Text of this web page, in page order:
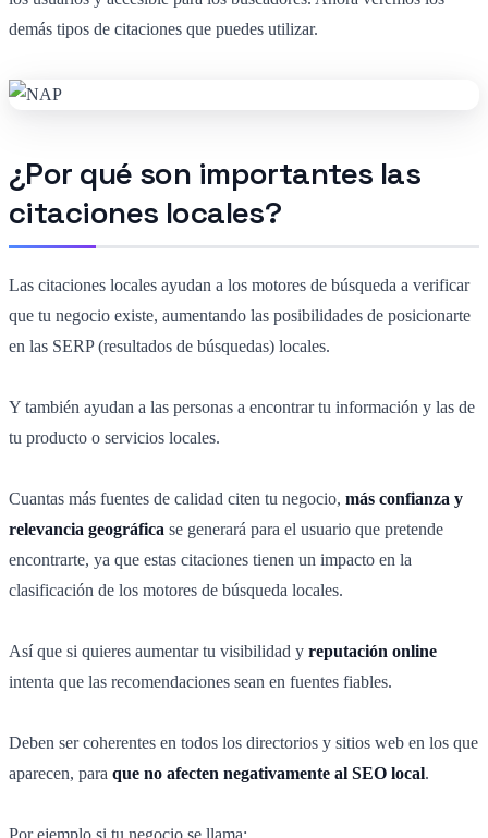
demás tipos de citaciones que puedes utilizar.
¿Por qué son importantes las
citaciones locales?
Las citaciones locales ayudan a los motores de búsqueda a verificar
que tu negocio existe, aumentando las posibilidades de posicionarte
en las SERP (resultados de búsquedas) locales.
Y también ayudan a las personas a encontrar tu información y las de
tu producto o servicios locales.
Cuantas más fuentes de calidad citen tu negocio, más confianza y
relevancia geográfica se generará para el usuario que pretende
encontrarte, ya que estas citaciones tienen un impacto en la
clasificación de los motores de búsqueda locales.
Así que si quieres aumentar tu visibilidad y reputación online
intenta que las recomendaciones sean en fuentes fiables.
Deben ser coherentes en todos los directorios y sitios web en los que
aparecen, para que no afecten negativamente al SEO local.
Por ejemplo si tu negocio se llama: